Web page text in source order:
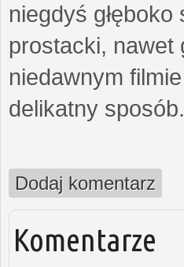
niegdyś
prostacki, nawet
niedawnym
delikatny sposób.
Dodaj komentarz
Komentarze